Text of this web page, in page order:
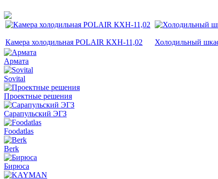
Камера холодильная POLAIR КХН-11,02 Холодильный
Армата
Sovital
Проектные решения
Сарапульский ЭГЗ
Foodatlas
Berk
Бирюса